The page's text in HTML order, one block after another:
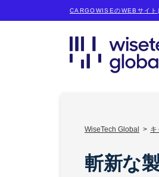
CARGOWISEのWEBサイト
WiseTech Global キ
斬新な